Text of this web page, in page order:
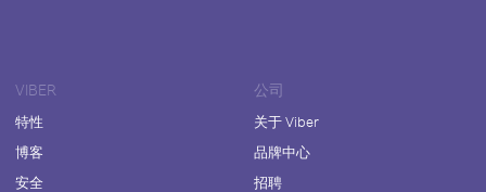
VIBER
特性
博客
安全
公司
关于 Viber
品牌中心
招聘